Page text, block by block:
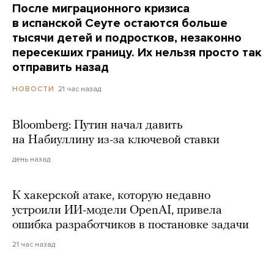
После миграционного кризиса
в испанской Сеуте остаются больше
тысячи детей и подростков, незаконно
пересекших границу. Их нельзя просто так
отправить назад
НОВОСТИ 21 час назад
Bloomberg: Путин начал давить
на Набиуллину из-за ключевой ставки
день назад
К хакерской атаке, которую недавно
устроили ИИ-модели OpenAI, привела
ошибка разработчиков в постановке задачи
21 час назад